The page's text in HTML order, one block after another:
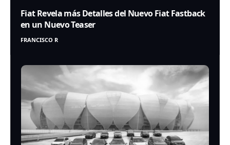
Fiat Revela más Detalles del Nuevo Fiat Fastback
en un Nuevo Teaser
FRANCISCO R